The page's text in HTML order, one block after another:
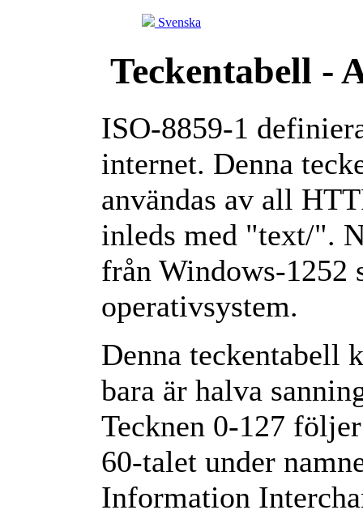
Svenska
Teckentabell -
ISO-8859-1
internet. Denna
användas av all
inleds med "text/".
från Windows-1252
operativsystem.
Denna teckentabell
bara är halva
Tecknen 0-127
60-talet under
Information